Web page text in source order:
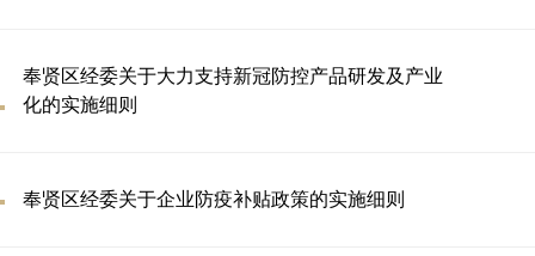
奉贤区经委关于大力支持新冠防控产品研发及产业
化的实施细则
奉贤区经委关于企业防疫补贴政策的实施细则